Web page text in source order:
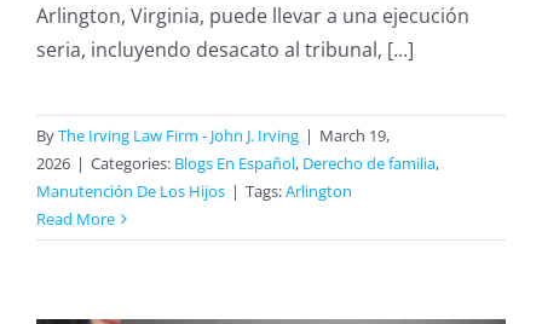
Arlington, Virginia, puede llevar a una ejecución
seria, incluyendo desacato al tribunal, [...]
ByThe Irving Law Firm - John J. Irving | March 19,
2026 | Categories: Blogs En Español, Derecho de familia,
Manutención De Los Hijos | Tags:Arlington
Read More